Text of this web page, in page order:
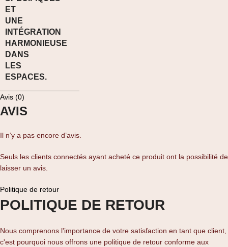
Avis (0)
AVIS
Il n’y a pas encore d’avis.
Seuls les clients connectés ayant acheté ce produit ont la possibilité de
laisser un avis.
Politique de retour
POLITIQUE DE RETOUR
Nous comprenons l'importance de votre satisfaction en tant que client,
c'est pourquoi nous offrons une politique de retour conforme aux